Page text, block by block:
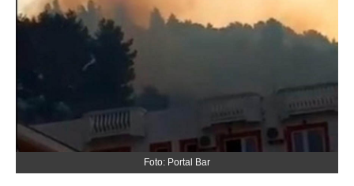
Foto: Portal Bar